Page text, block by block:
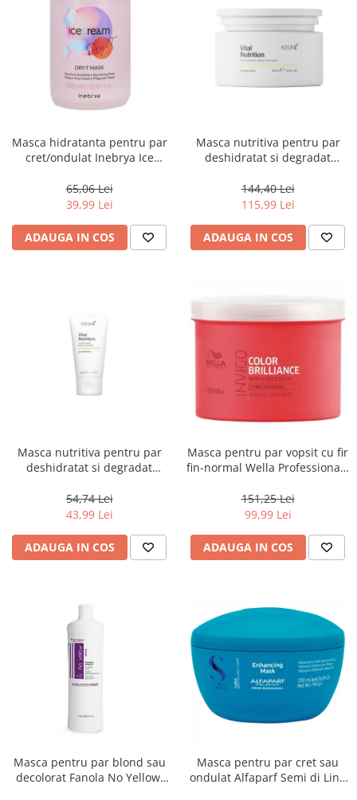
Masca hidratanta pentru par
cret/ondulat Inebrya Ice
65,06 Lei
39,99 Lei
ADAUGA IN COS
Masca nutritiva pentru par
deshidratat si degradat
Mask, 250 ml
144,40 Lei
115,99 Lei
ADAUGA IN COS
Masca nutritiva pentru par
deshidratat si degradat
Mask, 50 ml
54,74 Lei
43,99 Lei
ADAUGA IN COS
Masca pentru par vopsit cu fir
fin-normal Wella Professionals
151,25 Lei
99,99 Lei
ADAUGA IN COS
Masca pentru par blond sau
decolorat Fanola No Yellow,
Masca pentru par cret sau
ondulat Alfaparf Semi di Lino